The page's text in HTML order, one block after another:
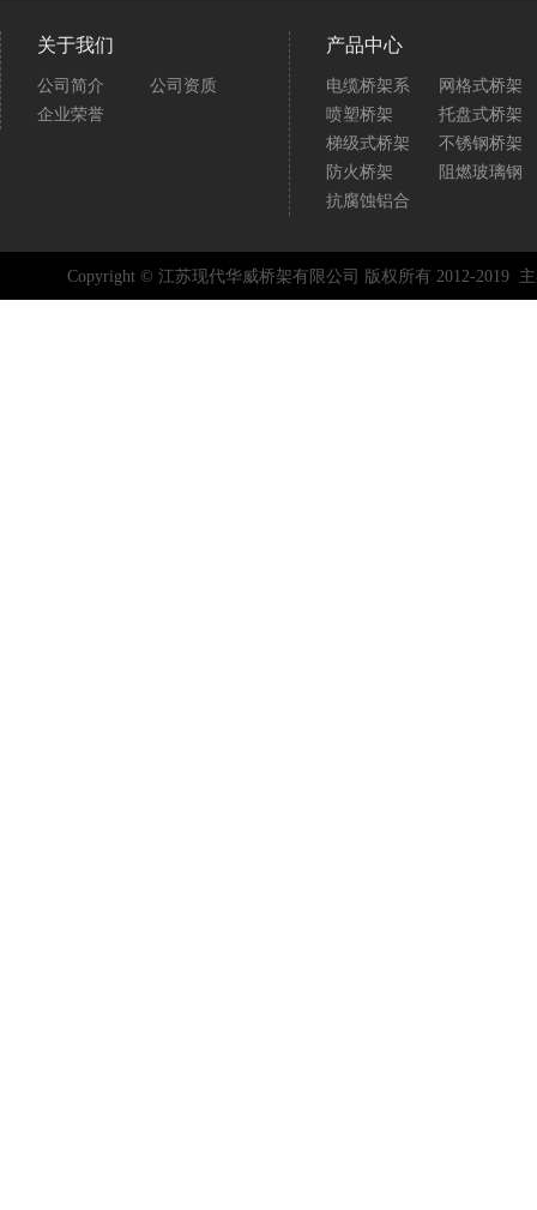
关于我们
公司简介
公司资质
企业荣誉
产品中心
电缆桥架系
网格式桥架
喷塑桥架
托盘式桥架
梯级式桥架
不锈钢桥架
防火桥架
阻燃玻璃钢
抗腐蚀铝合
Copyright © 江苏现代华威桥架有限公司 版权所有 2012-2019